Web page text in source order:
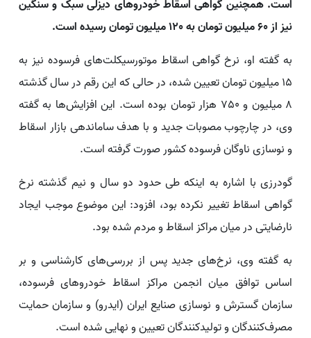
است. همچنین گواهی اسقاط خودروهای دیزلی سبک و سنگین
نیز از 60 میلیون تومان به 120 میلیون تومان رسیده است.
به گفته او، نرخ گواهی اسقاط موتورسیکلت‌های فرسوده نیز به
15 میلیون تومان تعیین شده، در حالی که این رقم در سال گذشته
8 میلیون و 750 هزار تومان بوده است. این افزایش‌ها به گفته
وی، در چارچوب مصوبات جدید و با هدف ساماندهی بازار اسقاط
و نوسازی ناوگان فرسوده کشور صورت گرفته است.
گودرزی با اشاره به اینکه طی حدود دو سال و نیم گذشته نرخ
گواهی اسقاط تغییر نکرده بود، افزود: این موضوع موجب ایجاد
نارضایتی در میان مراکز اسقاط و مردم شده بود.
به گفته وی، نرخ‌های جدید پس از بررسی‌های کارشناسی و بر
اساس توافق میان انجمن مراکز اسقاط خودروهای فرسوده،
سازمان گسترش و نوسازی صنایع ایران (ایدرو) و سازمان حمایت
مصرف‌کنندگان و تولیدکنندگان تعیین و نهایی شده است.